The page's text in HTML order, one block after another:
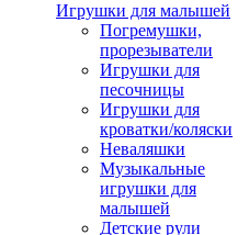
Игрушки для малышей
Погремушки,
прорезыватели
Игрушки для
песочницы
Игрушки для
кроватки/коляски
Неваляшки
Музыкальные
игрушки для
малышей
Детские рули